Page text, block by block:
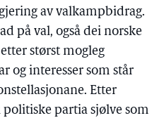
av valkampbidrag.
på val, også dei norske
størst mogleg
og interesser som står
Etter
partia sjølve som